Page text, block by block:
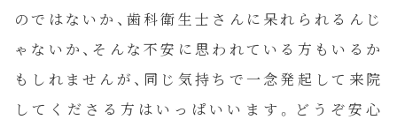
コラム
ご予約
のではないか、歯科衛生士さんに呆れられるんじ
ゃないか、そんな不安に思われている方もいるか
もしれませんが、同じ気持ちで一念発起して来院
してくださる方はいっぱいいます。どうぞ安心